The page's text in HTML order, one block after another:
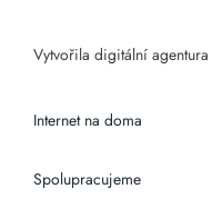
Vytvořila digitální agentura
Internet na doma
Spolupracujeme